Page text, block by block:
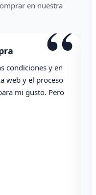
en nuestra
“
condiciones y en
web y el proceso
mi gusto. Pero